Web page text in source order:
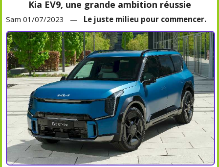
Kia EV9, une grande ambition réussie
Sam 01/07/2023 — Le juste milieu pour commencer.